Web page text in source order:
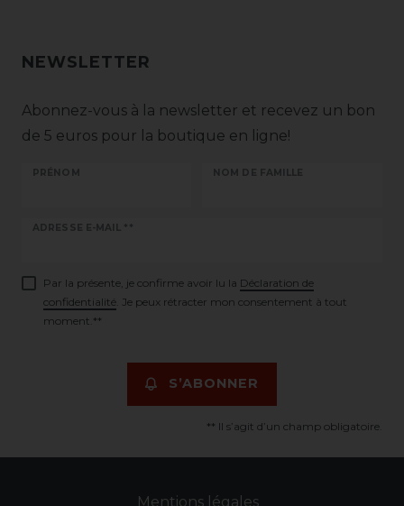
NEWSLETTER
Abonnez-vous à la newsletter et recevez un bon
de 5 euros pour la boutique en ligne!
PRÉNOM NOM DE FAMILLE
ADRESSE E-MAIL **
Ceres::Template.newsletterHoneypotLabel
Par la présente, je confirme avoir lu la Déclaration de
confidentialité . Je peux rétracter mon consentement à tout
moment.**
S’ABONNER
** Il s’agit d’un champ obligatoire.
Mentions légales